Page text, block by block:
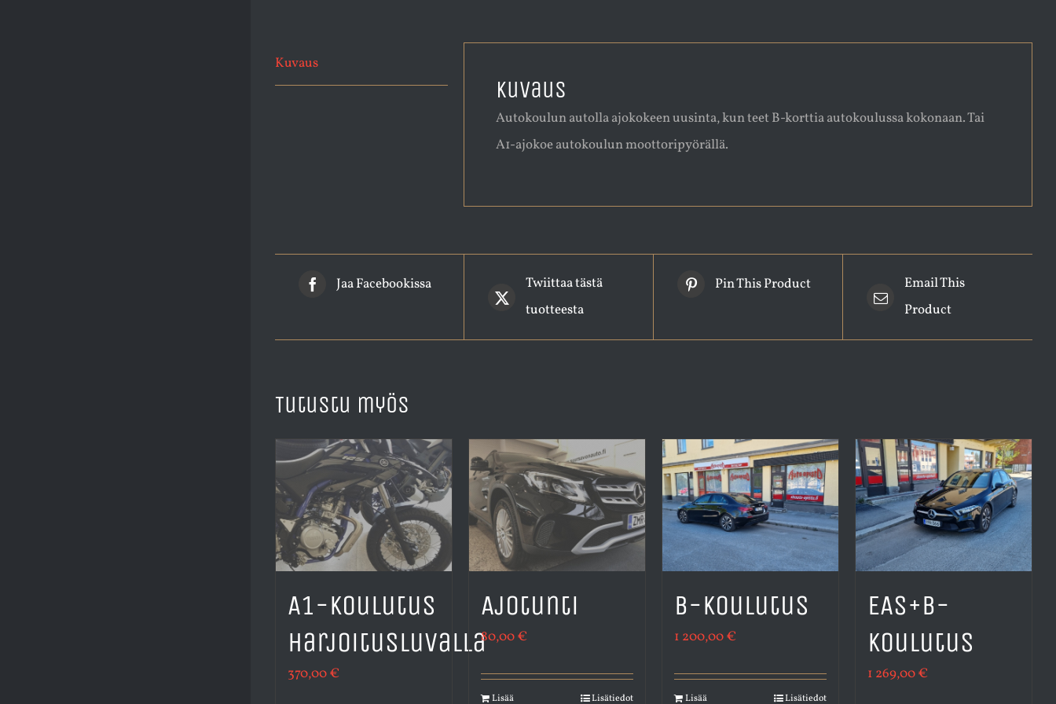
Kuvaus
Kuvaus
Autokoulun autolla ajokokeen uusinta, kun teet B-korttia autokoulussa kokonaan. Tai
A1-ajokoe autokoulun moottoripyörällä.
Jaa Facebookissa
Twiittaa tästä
tuotteesta
Pin This Product
Email This
Product
Tutustu myös
A1-koulutus
harjoitusluvalla
370,00€
Ajotunti
80,00€
Lisää Lisätiedot
B-koulutus
1 200,00€
Lisää Lisätiedot
EAS+B-
koulutus
1 269,00€